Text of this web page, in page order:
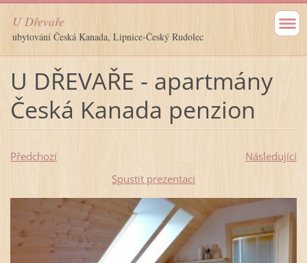
U Dřevaře
ubytování Česká Kanada, Lipnice-Český Rudolec
U DŘEVAŘE - apartmány
Česká Kanada penzion
Předchozí
Následující
Spustit prezentaci